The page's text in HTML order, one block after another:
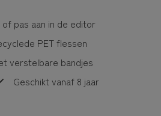
pas aan in de editor
PET flessen
verstelbare bandjes
Geschikt vanaf 8 jaar